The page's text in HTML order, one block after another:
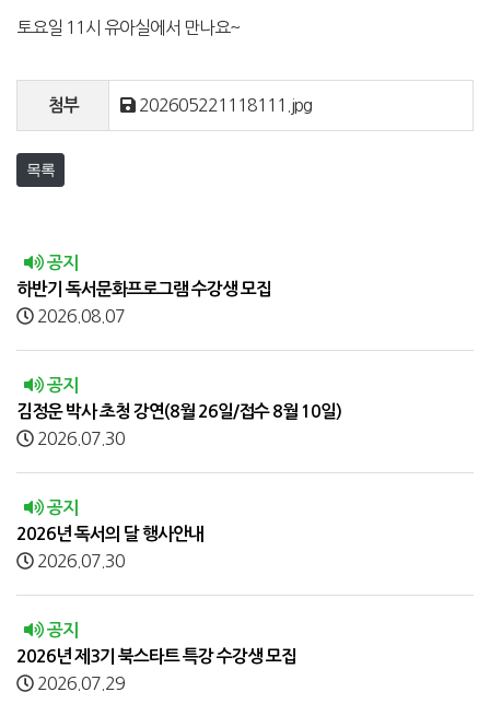
토요일 11시 유아실에서 만나요~
첨부 202605221118111.jpg
목록
공지
하반기 독서문화프로그램 수강생 모집
2026.08.07
공지
김정운 박사 초청 강연(8월 26일/접수 8월 10일)
2026.07.30
공지
2026년 독서의 달 행사안내
2026.07.30
공지
2026년 제3기 북스타트 특강 수강생 모집
2026.07.29